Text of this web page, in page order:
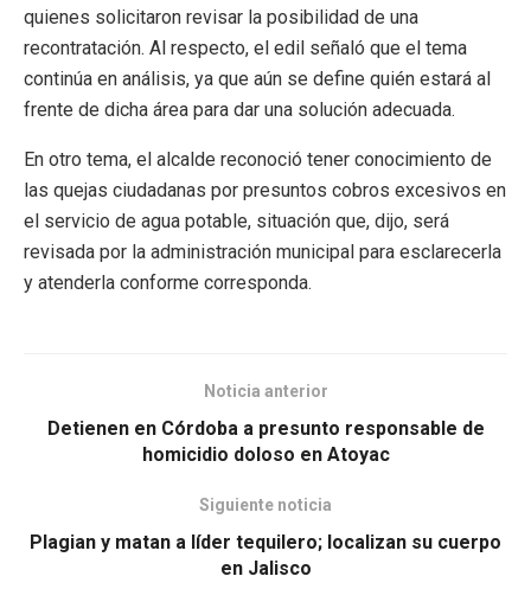
quienes solicitaron revisar la posibilidad de una
recontratación. Al respecto, el edil señaló que el tema
continúa en análisis, ya que aún se define quién estará al
frente de dicha área para dar una solución adecuada.
En otro tema, el alcalde reconoció tener conocimiento de
las quejas ciudadanas por presuntos cobros excesivos en
el servicio de agua potable, situación que, dijo, será
revisada por la administración municipal para esclarecerla
y atenderla conforme corresponda.
Noticia anterior
Detienen en Córdoba a presunto responsable de
homicidio doloso en Atoyac
Siguiente noticia
Plagian y matan a líder tequilero; localizan su cuerpo
en Jalisco